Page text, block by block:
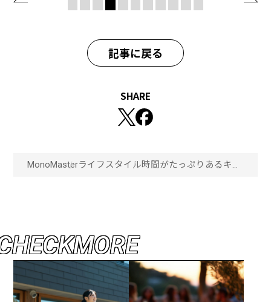
記事に戻る
SHARE
MonoMasterライフスタイル時間がたっぷりあるキャ
HECKMORE